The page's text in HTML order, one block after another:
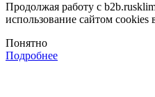
Продолжая работу с
использование сайтом cookies
Понятно
Подробнее